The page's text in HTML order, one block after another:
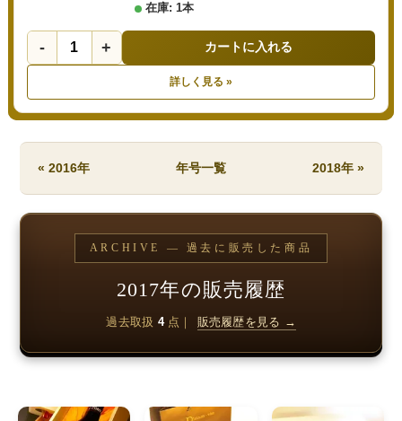
在庫: 1本
- + カートに入れる
詳しく見る »
« 2016年 年号一覧 2018年 »
ARCHIVE — 過去に販売した商品
2017年の販売履歴
過去取扱 4点｜ 販売履歴を見る →